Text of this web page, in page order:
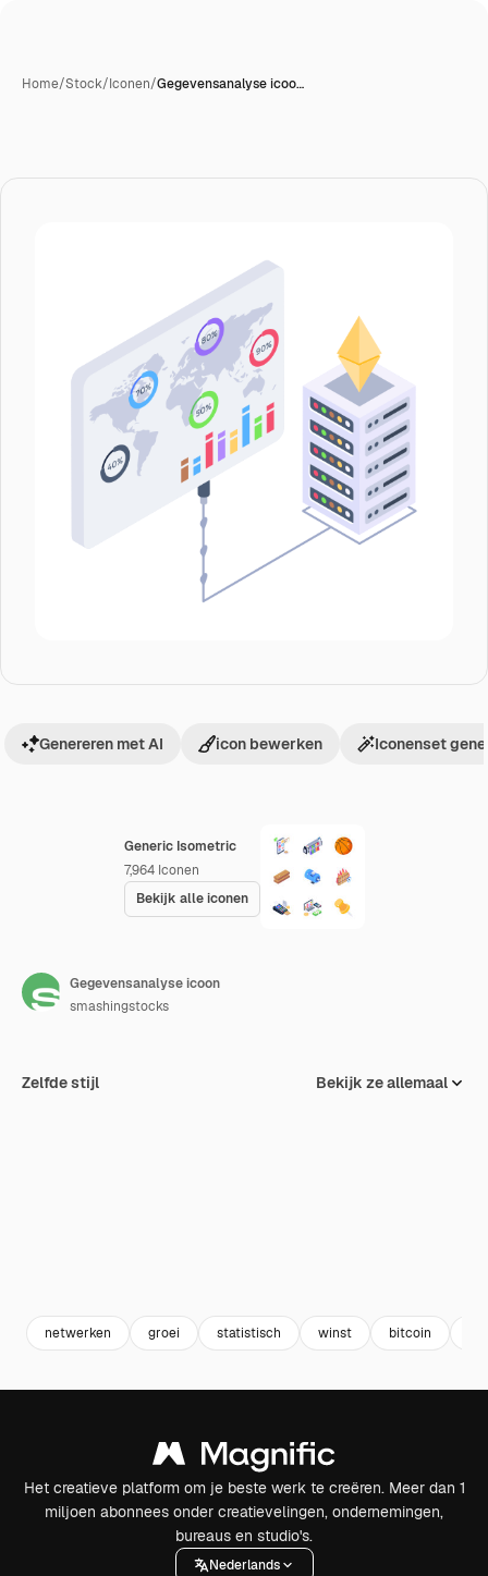
Home/Stock/Iconen/Gegevensanalyse icoo…
Generic Isometric
7,964 Iconen
Bekijk alle iconen
Genereren met AI icon bewerken Iconenset
Gegevensanalyse icoon
smashingstocks
Zelfde stijl Bekijk ze allemaal
netwerken groei statistisch winst bitcoin
Het creatieve platform om je beste werk te creëren. Meer dan 1
miljoen abonnees onder creatievelingen, ondernemingen,
bureaus en studio's.
Nederlands